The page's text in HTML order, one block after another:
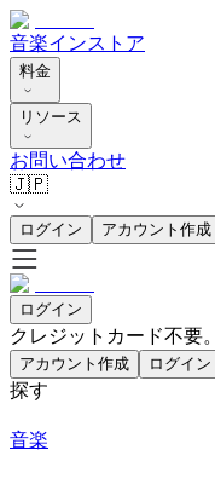
音楽インストア
料金
リソース
お問い合わせ
🇯🇵
ログイン アカウント作成
ログイン
クレジットカード不要
アカウント作成 ログイン
探す
音楽